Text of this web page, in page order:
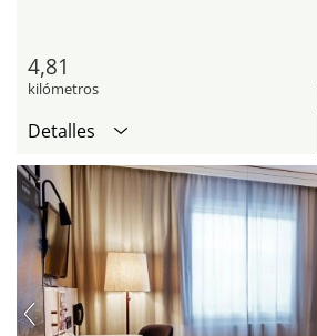
4,81
kilómetros
Detalles